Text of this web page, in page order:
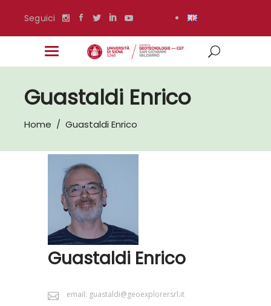
Seguici
Guastaldi Enrico
Home / Guastaldi Enrico
Guastaldi Enrico
email: guastaldi@geoexplorersrl.it